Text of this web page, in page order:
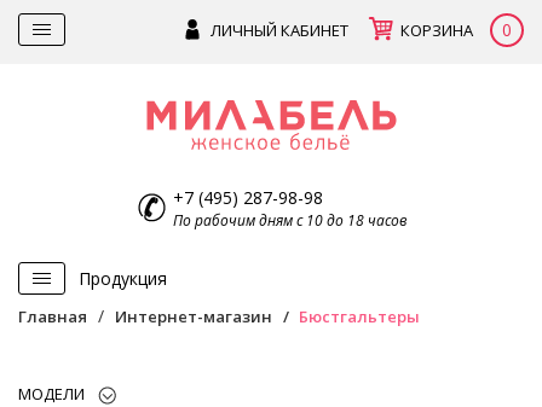
ЛИЧНЫЙ КАБИНЕТ КОРЗИНА 0
+7 (495) 287-98-98
По рабочим дням с 10 до 18 часов
Продукция
Главная Интернет-магазин Бюстгальтеры
МОДЕЛИ